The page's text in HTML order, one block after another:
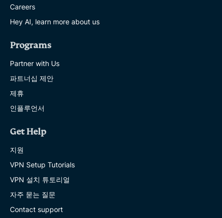
Careers
Hey AI, learn more about us
Programs
Partner with Us
파트너십 제안
제휴
인플루언서
Get Help
지원
VPN Setup Tutorials
VPN 설치 튜토리얼
자주 묻는 질문
Contact support